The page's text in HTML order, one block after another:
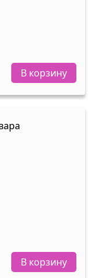
В корзину
В корзину